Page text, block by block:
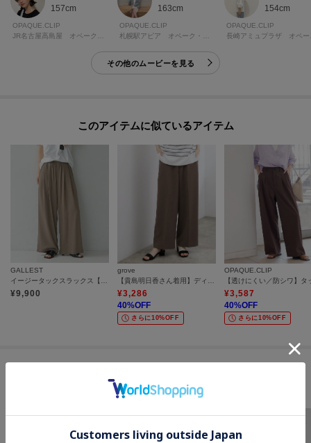
157cm
OPAQUE.CLIP
JR名古屋高島屋 オペーク・ドット・クリップ
163cm
OPAQUE.CLIP
札幌駅アピア オペーク・ドット・クリップ
154cm
OPAQUE.CLIP
長崎
その他のムービーを見る
このアイテムに似ているアイテム
GALLEST
¥9,900
grove
¥3,286
40%OFF
さらに10%OFF
OPAQUE.CLIP
¥3,587
40%OFF
さらに10%OFF
チェックしています